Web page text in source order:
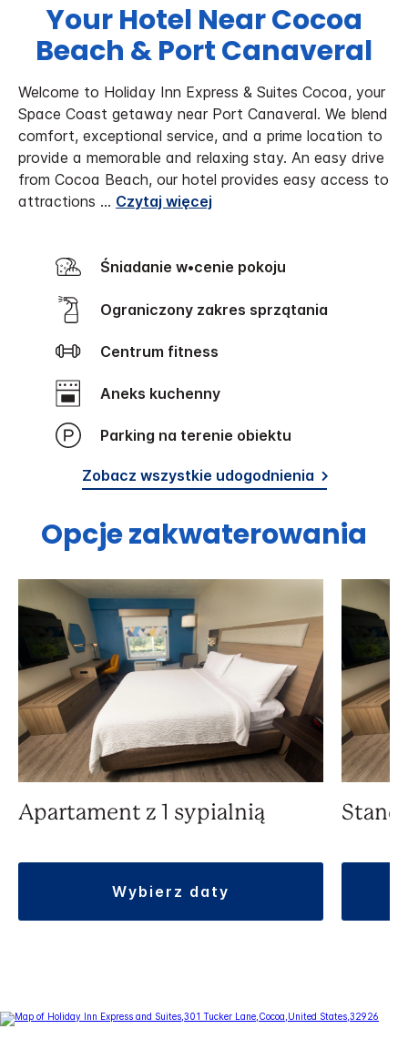
Your Hotel Near Cocoa
Beach & Port Canaveral
Welcome to Holiday Inn Express & Suites Cocoa, your
Space Coast getaway near Port Canaveral. We blend
comfort, exceptional service, and a prime location to
provide a memorable and relaxing stay. An easy drive
from Cocoa Beach, our hotel provides easy access to
attractions ... Czytaj więcej
Śniadanie w•cenie pokoju
Ograniczony zakres sprzątania
Centrum fitness
Aneks kuchenny
Parking na terenie obiektu
Zobacz wszystkie udogodnienia
Opcje zakwaterowania
Apartament z 1 sypialnią
wybierz daty